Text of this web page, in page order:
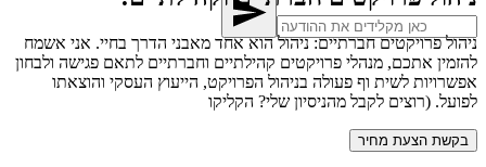
ניהול פרויקטים חברתיים: ניהול הוא אחד מאבני הדרך בחיי. אני אשמח
להזמין אתכם, מנהלי פרויקטים קהילתיים וחברתיים לתאם פגישה ולבחון
אפשרויות לשית וף פעולה בניהול הפרויקט, הייעוץ העסקי והוצאתו
לפועל. (רוצים לקבל מהניסיון שלי? הקליקו
בקשת הצעת מחיר